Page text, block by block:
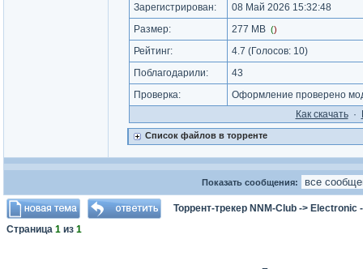
Зарегистрирован:
08 Май 2026 15:32:48
Размер:
277 MB ()
Рейтинг: 4.7 (Голосов: 10)
Поблагодарили:
43
Проверка:
Оформление проверено
Как cкачать·
Список файлов в торренте
Показать сообщения:
Торрент-трекер NNM-Club -> Electronic
Страница 1 из 1